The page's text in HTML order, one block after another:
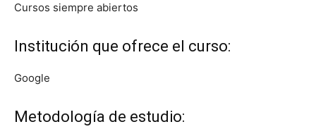
Cursos siempre abiertos
Institución que ofrece el curso:
Google
Metodología de estudio: